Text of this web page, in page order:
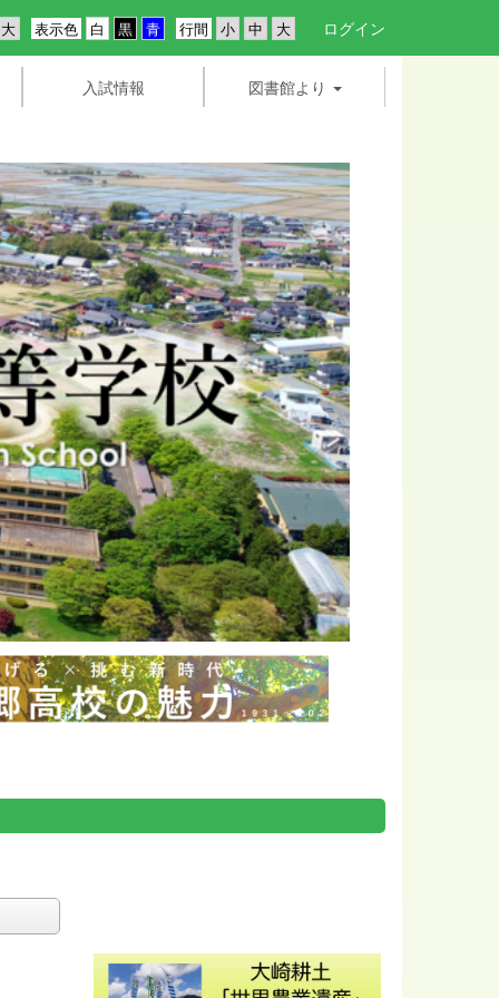
行間
表示色 ログイン
入試情報 図書館より